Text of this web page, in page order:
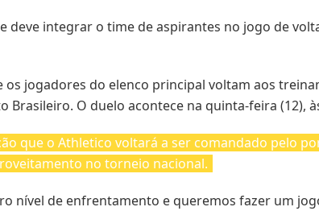
deve integrar o time de aspirantes no jogo de
os jogadores do elenco principal voltam aos
Brasileiro. O duelo acontece na quinta-feira (12),
que o Athletico voltará a ser comandado pelo
no torneio nacional.
nível de enfrentamento e queremos fazer um